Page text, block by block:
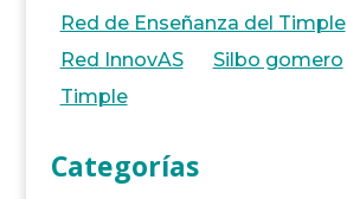
Red de Enseñanza del Timple
Red InnovAS
Silbo gomero
Timple
Categorías